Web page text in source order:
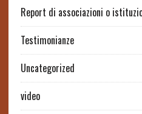
Report di associazioni o
Testimonianze
Uncategorized
video